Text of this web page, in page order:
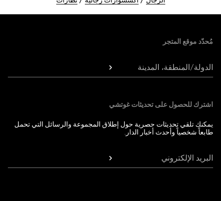
مُحدّد موقع المتجر
الدولة/المنطقة، المدينة
اشترك للحصول على تحديثات غوتشي
يمكنك تلقي تحديثات حصرية حول إطلاق المجموعة والرسائل التي تحمل
طابعاً شخصياً وأحدث أخبار الدار.
البريد الإلكتروني